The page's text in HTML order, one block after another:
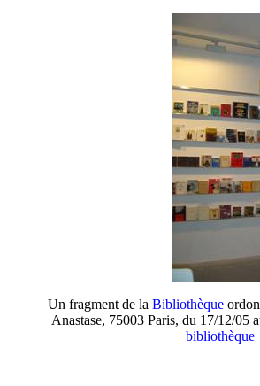
Un fragment de la Bibliothèque
Anastase, 75003 Paris, du 17/12/05
bibliothèque